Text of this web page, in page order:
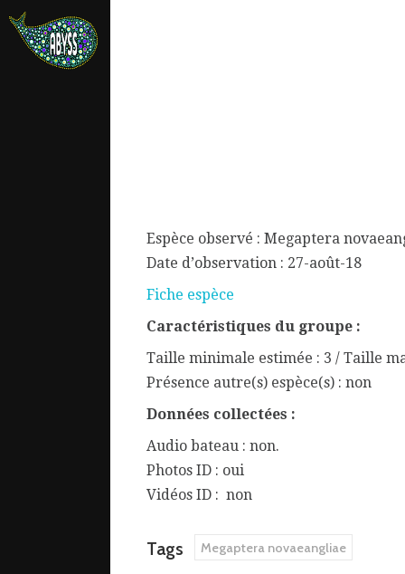
Espèce observé : Megaptera
Date d’observation : 27-août-18
Fiche espèce
Caractéristiques du groupe :
Taille minimale estimée : 3 / Taille
Présence autre(s) espèce(s) : non
Données collectées :
Audio bateau : non.
Photos ID : oui
Vidéos ID : non
Tags Megaptera novaeangliae